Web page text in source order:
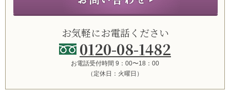
お気軽にお電話ください
0120-08-1482
お電話受付時間 9：00〜18：00
（定休日：火曜日）